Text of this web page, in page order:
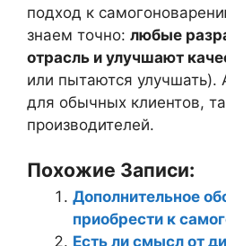
подход к
знаем точно: любые
отрасль и улучшают
или пытаются улучшать).
для обычных клиентов,
производителей.
Похожие Записи:
Дополнительное
приобрести к
Есть ли смысл от